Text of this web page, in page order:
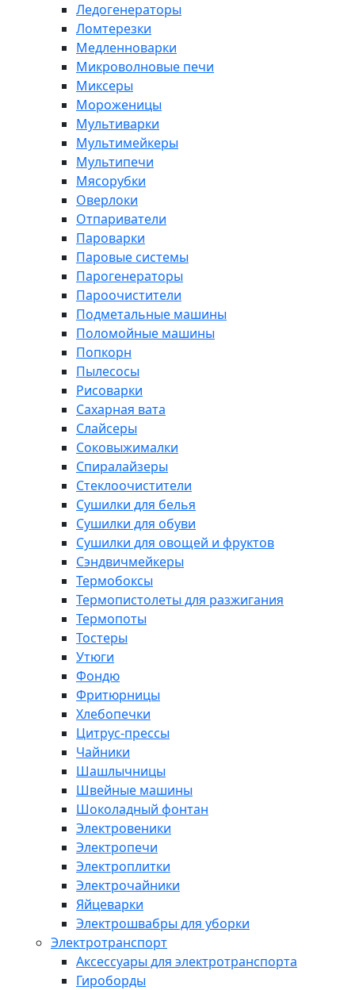
Ледогенераторы
Ломтерезки
Медленноварки
Микроволновые печи
Миксеры
Мороженицы
Мультиварки
Мультимейкеры
Мультипечи
Мясорубки
Оверлоки
Отпариватели
Пароварки
Паровые системы
Парогенераторы
Пароочистители
Подметальные машины
Поломойные машины
Попкорн
Пылесосы
Рисоварки
Сахарная вата
Слайсеры
Соковыжималки
Спиралайзеры
Стеклоочистители
Сушилки для белья
Сушилки для обуви
Сушилки для овощей и фруктов
Сэндвичмейкеры
Термобоксы
Термопистолеты для разжигания
Термопоты
Тостеры
Утюги
Фондю
Фритюрницы
Хлебопечки
Цитрус-прессы
Чайники
Шашлычницы
Швейные машины
Шоколадный фонтан
Электровеники
Электропечи
Электроплитки
Электрочайники
Яйцеварки
Электрошвабры для уборки
Электротранспорт
Аксессуары для электротранспорта
Гироборды